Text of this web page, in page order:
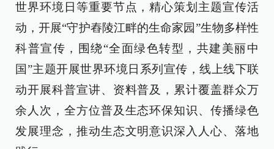
世界环境日等重要节点，精心策划主题宣传活
动，开展“守护舂陵江畔的生命家园”生物多样性
科普宣传，围绕“全面绿色转型，共建美丽中
国”主题开展世界环境日系列宣传，线上线下联
动开展科普宣讲、资料普及，累计覆盖群众万
余人次，全方位普及生态环保知识、传播绿色
发展理念，推动生态文明意识深入人心、落地